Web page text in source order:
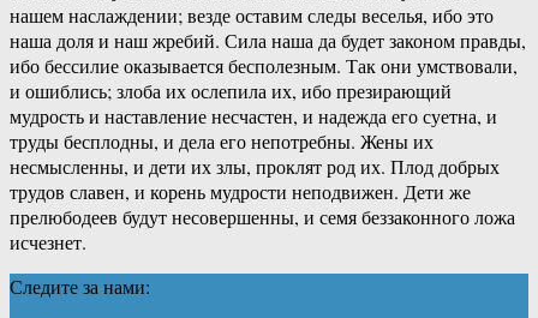
нашем наслаждении; везде оставим следы веселья, ибо это
наша доля и наш жребий. Сила наша да будет законом правды,
ибо бессилие оказывается бесполезным. Так они умствовали,
и ошиблись; злоба их ослепила их, ибо презирающий
мудрость и наставление несчастен, и надежда его суетна, и
труды бесплодны, и дела его непотребны. Жены их
несмысленны, и дети их злы, проклят род их. Плод добрых
трудов славен, и корень мудрости неподвижен. Дети же
прелюбодеев будут несовершенны, и семя беззаконного ложа
исчезнет.
Следите за нами: